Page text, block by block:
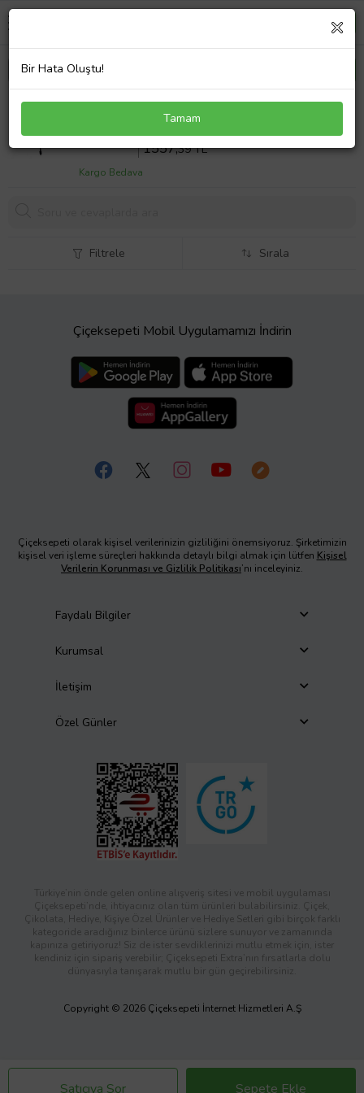
Lenovo 5A10K34717, 5A10K34718 Notebook
Adaptör Laptop ŞarjSepette %10 İndirim
1557,39 TL
Kargo Bedava
Satıcıya Sor Sepete Ekle
Filtrele Sırala
Çiçeksepeti Mobil Uygulamamızı İndirin
Çiçeksepeti olarak kişisel verilerinizin gizliliğini önemsiyoruz. Şirketimizin
kişisel veri işleme süreçleri hakkında detaylı bilgi almak için lütfen Kişisel
Verilerin Korunması ve Gizlilik Politikası’nı inceleyiniz.
Faydalı Bilgiler
Kurumsal
İletişim
Özel Günler
Türkiye’nin önde gelen online alışveriş sitesi ve mobil uygulaması
Çiçeksepeti’nde, ihtiyacınız olan tüm ürünleri bulabilirsiniz. Çiçek,
Çikolata, Hediye, Kişiye Özel Ürünler ve Hediye Setleri gibi birçok farklı
kategoride aradığınız binlerce ürünü sizlere sunuyor ve zamanında
kapınıza getiriyoruz! Siz de ister sevdiklerinizi mutlu etmek için, ister
kendiniz için sipariş verebilir; Çiçeksepeti Extra’nın fırsatlarla dolu
dünyasıyla tanışarak mutlu bir gün geçirebilirsiniz.
Copyright © 2026 Çiçeksepeti İnternet Hizmetleri A.Ş
Bir Hata Oluştu!
Tamam